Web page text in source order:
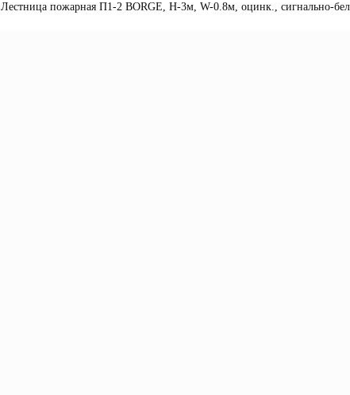
Лестница пожарная П1-2 BORGE, Н-3м, W-0.8м, оцинк., сигнально-